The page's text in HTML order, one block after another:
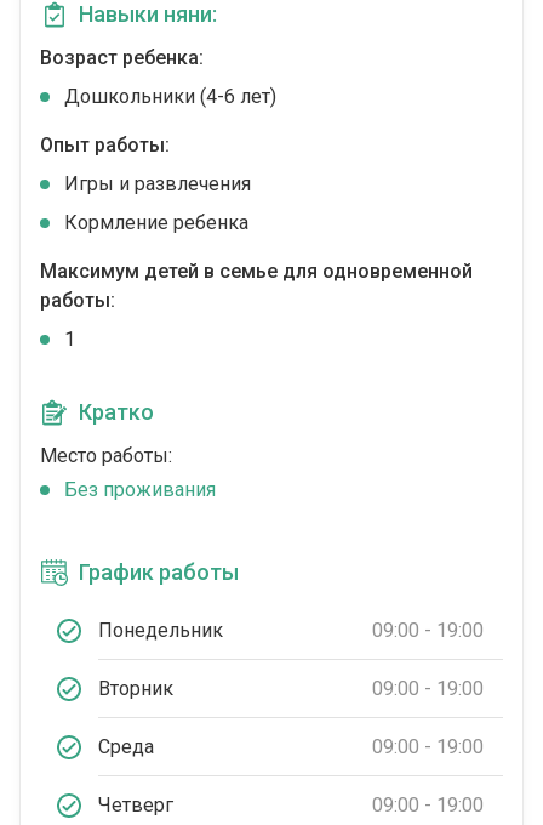
Навыки няни:
Возраст ребенка:
Дошкольники (4-6 лет)
Опыт работы:
Игры и развлечения
Кормление ребенка
Максимум детей в семье для одновременной
работы:
1
Кратко
Место работы:
Без проживания
График работы
Понедельник 09:00 - 19:00
Вторник 09:00 - 19:00
Среда 09:00 - 19:00
Четверг 09:00 - 19:00